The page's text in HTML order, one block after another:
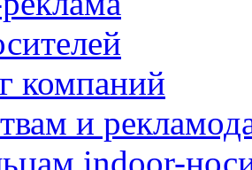
компаний
и
indoor-